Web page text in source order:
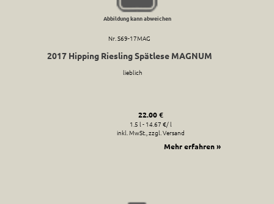
Abbildung kann abweichen
Nr. S69-17MAG
2017 Hipping Riesling Spätlese MAGNUM
lieblich
22.00 €
1.5 l - 14.67 €/ l
inkl. MwSt., zzgl. Versand
Mehr erfahren »